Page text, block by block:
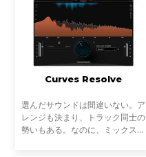
Curves Resolve
選んだサウンドは間違いない。ア
レンジも決まり、トラック同士の
勢いもある。なのに、ミックスが